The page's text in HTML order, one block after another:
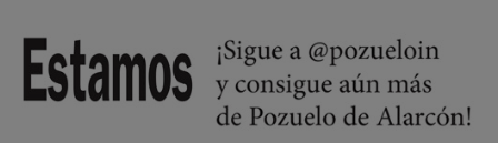
🔴 EXCLUSIVA | El comisario de la …
Y ese quien es, apenas se ven patrullas en la estación, como si se van